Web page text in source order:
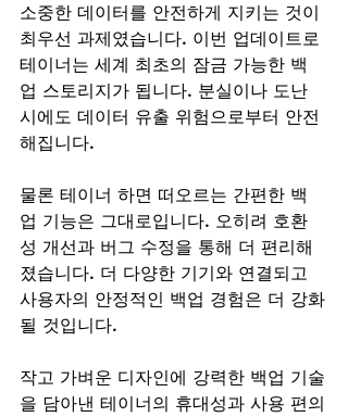
소중한 데이터를 안전하게 지키는 것이
최우선 과제였습니다. 이번 업데이트로
테이너는 세계 최초의 잠금 가능한 백
업 스토리지가 됩니다. 분실이나 도난
시에도 데이터 유출 위험으로부터 안전
해집니다.
물론 테이너 하면 떠오르는 간편한 백
업 기능은 그대로입니다. 오히려 호환
성 개선과 버그 수정을 통해 더 편리해
졌습니다. 더 다양한 기기와 연결되고
사용자의 안정적인 백업 경험은 더 강화
될 것입니다.
작고 가벼운 디자인에 강력한 백업 기술
을 담아낸 테이너의 휴대성과 사용 편의